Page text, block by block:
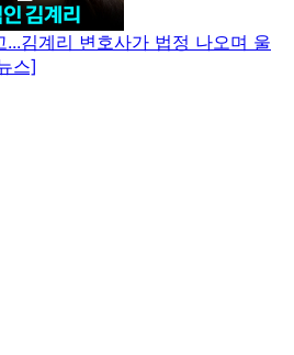
김계리 변호사가 법정 나오며 울
스]